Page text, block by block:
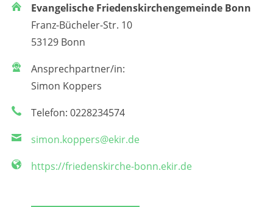
Evangelische Friedenskirchengemeinde Bonn
Franz-Bücheler-Str. 10
53129 Bonn
Ansprechpartner/in:
Simon Koppers
Telefon: 0228234574
simon.koppers@ekir.de
https://friedenskirche-bonn.ekir.de